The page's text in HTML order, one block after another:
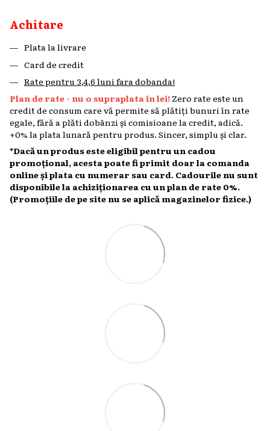
Achitare
Plata la livrare
Card de credit
Rate pentru 3,4,6 luni fara dobanda!
Plan de rate - nu o supraplata in lei! Zero rate este un
credit de consum care vă permite să plătiți bunuri în rate
egale, fără a plăti dobânzi și comisioane la credit, adică.
+0% la plata lunară pentru produs. Sincer, simplu și clar.
*Dacă un produs este eligibil pentru un cadou
promoțional, acesta poate fi primit doar la comanda
online și plata cu numerar sau card. Cadourile nu sunt
disponibile la achiziționarea cu un plan de rate 0%.
(Promoțiile de pe site nu se aplică magazinelor fizice.)